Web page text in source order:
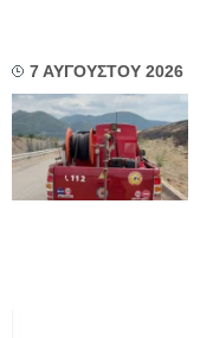
7 ΑΥΓΟΥΣΤΟΥ 2026